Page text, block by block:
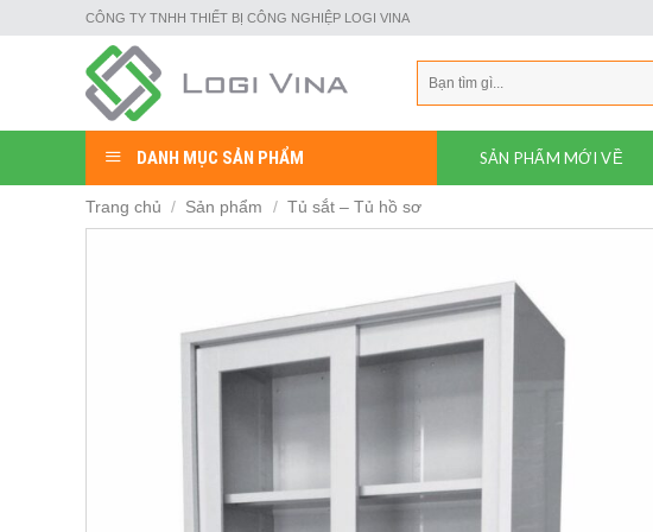
to
CÔNG TY TNHH THIẾT BỊ CÔNG NGHIỆP LOGI VINA
kiếm:
DANH MỤC SẢN PHẨM SẢN PHẨM MỚI VỀ
Trang chủ / Sản phẩm / Tủ sắt – Tủ hồ sơ